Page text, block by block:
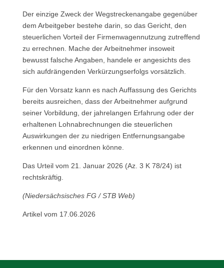
Der einzige Zweck der Wegstreckenangabe gegenüber
dem Arbeitgeber bestehe darin, so das Gericht, den
steuerlichen Vorteil der Firmenwagennutzung zutreffend
zu errechnen. Mache der Arbeitnehmer insoweit
bewusst falsche Angaben, handele er angesichts des
sich aufdrängenden Verkürzungserfolgs vorsätzlich.
Für den Vorsatz kann es nach Auffassung des Gerichts
bereits ausreichen, dass der Arbeitnehmer aufgrund
seiner Vorbildung, der jahrelangen Erfahrung oder der
erhaltenen Lohnabrechnungen die steuerlichen
Auswirkungen der zu niedrigen Entfernungsangabe
erkennen und einordnen könne.
Das Urteil vom 21. Januar 2026 (Az. 3 K 78/24) ist
rechtskräftig.
(Niedersächsisches FG / STB Web)
Artikel vom 17.06.2026